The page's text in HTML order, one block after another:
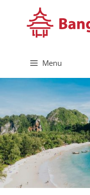
content
Menu